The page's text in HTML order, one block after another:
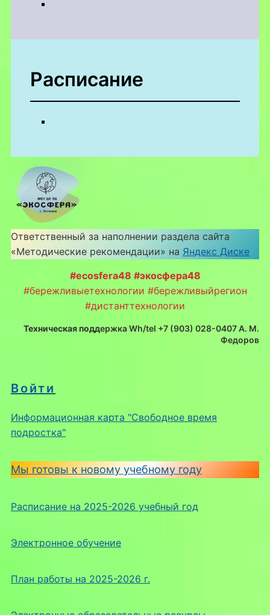
Войти
Информационная карта "Свободное время
подростка"
Мы готовы к новому учебному году
Расписание на 2025-2026 учебный год
Электронное обучение
План работы на 2025-2026 г.
Расписание
Ответственный за наполнении раздела сайта
«Методические рекомендации» на Яндекс Диске
#ecosfera48 #экосфера48
#бережливыетехнологии #бережливыйрегион
#дистанттехнологии
Техническая поддержка Wh/tel +7 (903) 028-0407 А. М.
Федоров